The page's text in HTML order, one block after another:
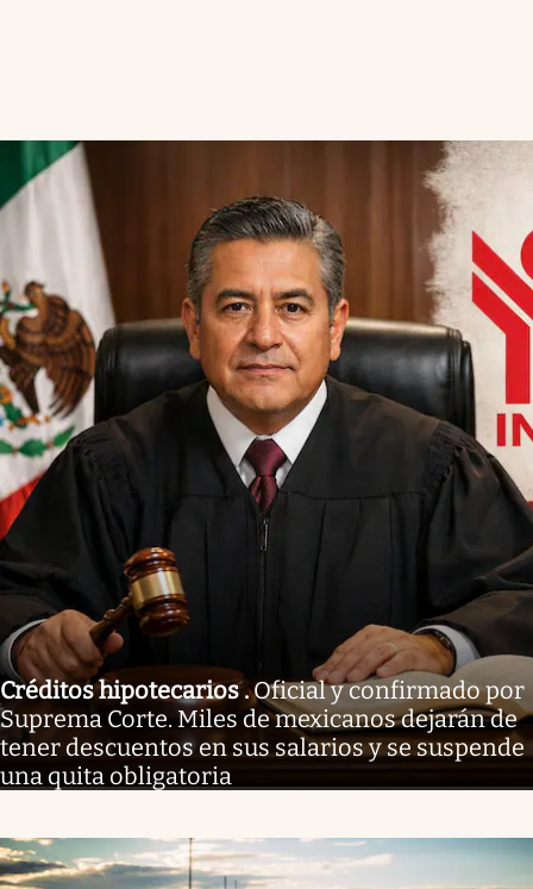
Créditos hipotecarios.Oficial y confirmado por
Suprema Corte. Miles de mexicanos dejarán de
tener descuentos en sus salarios y se suspende
una quita obligatoria